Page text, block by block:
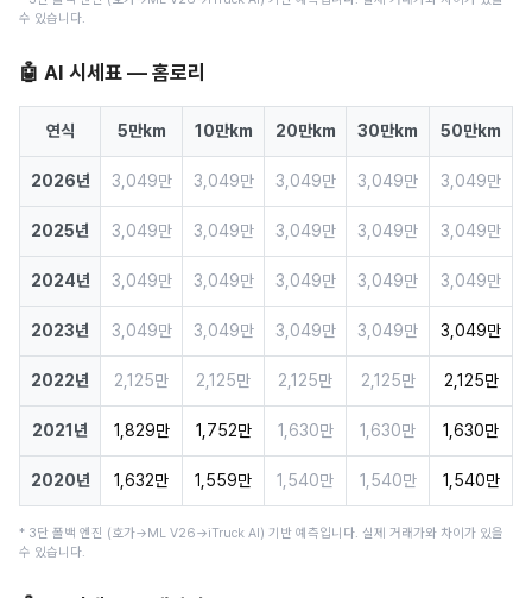
수 있습니다.
🤖 AI 시세표 — 홈로리
연식 5만km 10만km 20만km 30만km 50만km
2026년 3,049만 3,049만 3,049만 3,049만 3,049만
2025년 3,049만 3,049만 3,049만 3,049만 3,049만
2024년 3,049만 3,049만 3,049만 3,049만 3,049만
2023년 3,049만 3,049만 3,049만 3,049만 3,049만
2022년 2,125만 2,125만 2,125만 2,125만 2,125만
2021년 1,829만 1,752만 1,630만 1,630만 1,630만
2020년 1,632만 1,559만 1,540만 1,540만 1,540만
* 3단 폴백 엔진 (호가→ML V26→iTruck AI) 기반 예측입니다. 실제 거래가와 차이가 있을
수 있습니다.